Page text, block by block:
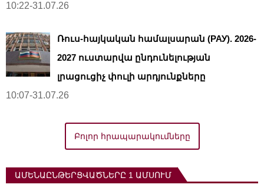
10:22-31.07.26
Ռուս-հայկական համալսարան (РАУ). 2026-
2027 ուստարվա ընդունելության
լրացուցիչ փուլի արդյունքները
10:07-31.07.26
Բոլոր հրապարակումները
ԱՄԵՆԱԸՆԹԵՐՑՎԱԾՆԵՐԸ 1 ԱՄՍՈՒՄ